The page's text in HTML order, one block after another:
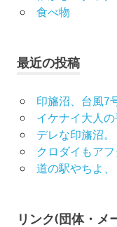
食べ物
最近の投稿
印旛沼、台風7
イケナイ大人の
デレな印旛沼。
クロダイもアフ
道の駅やちよ、
リンク(団体・メ